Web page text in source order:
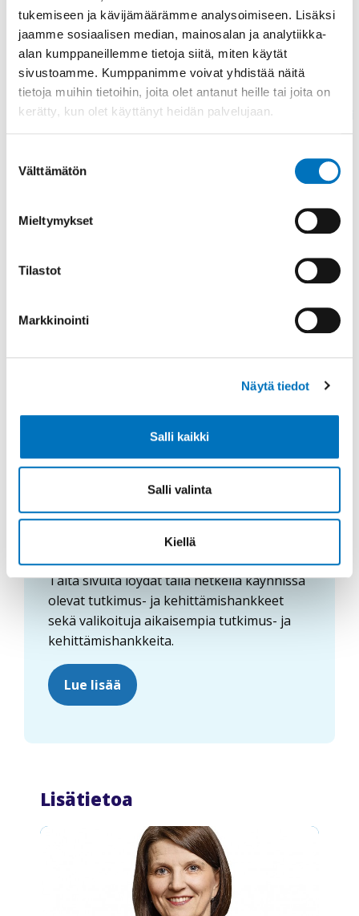
tukemiseen ja kävijämäärämme analysoimiseen. Lisäksi
jaamme sosiaalisen median, mainosalan ja analytiikka-
alan kumppaneillemme tietoja siitä, miten käytät
sivustoamme. Kumppanimme voivat yhdistää näitä
tietoja muihin tietoihin, joita olet antanut heille tai joita on
kerätty, kun olet käyttänyt heidän palvelujaan.
valinta
Välttämätön
Mieltymykset
Tilastot
Markkinointi
Näytä tiedot
Salli kaikki
Salli valinta
Kiellä
Lisätietoa
Toteutusaika
2018-2021
Lisätietoja: dosentti, tutkimusjohtaja Sinikka
Hiekkala, Invalidiliitto,etunimi.sukunimi@invalidiliitto.fi
Jaa sosiaalisessa mediassa
Tutkimushankkeet
Tältä sivulta löydät tällä hetkellä käynnissä
olevat tutkimus- ja kehittämishankkeet
sekä valikoituja aikaisempia tutkimus- ja
kehittämishankkeita.
Lue lisää